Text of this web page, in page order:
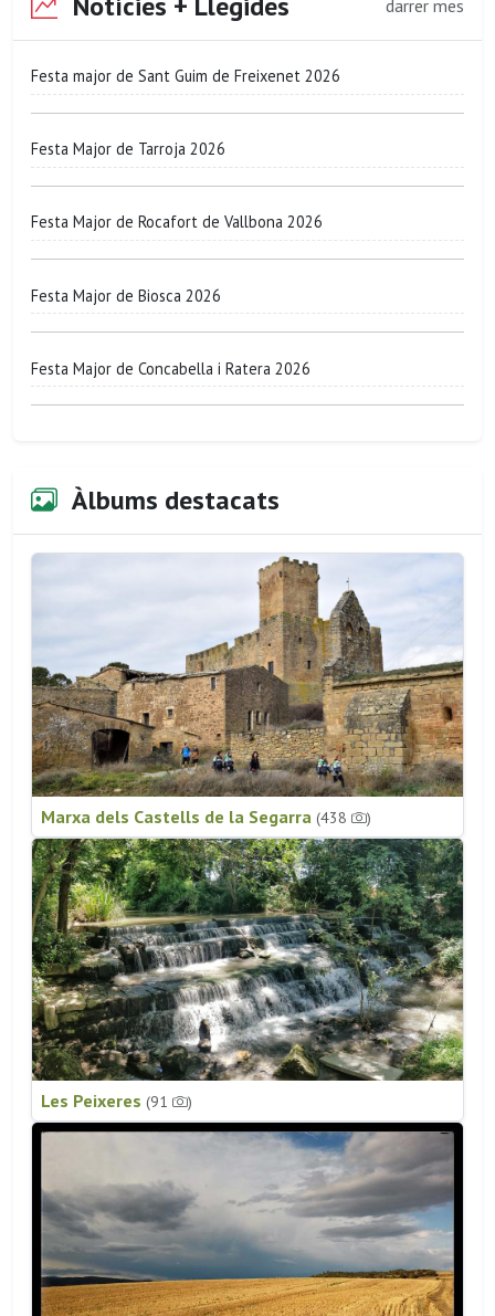
darrer mes
Festa major de Sant Guim de Freixenet 2026
Festa Major de Tarroja 2026
Festa Major de Rocafort de Vallbona 2026
Festa Major de Biosca 2026
Festa Major de Concabella i Ratera 2026
Àlbums destacats
Marxa dels Castells de la Segarra (438 )
Les Peixeres (91 )